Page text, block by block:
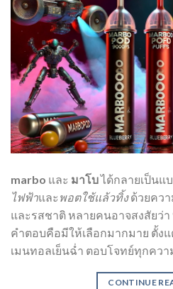
marbo และ มาโบได้กลายเป็นแ
ไฟฟ้าและ พอตใช้แล้วทิ้งด้วยคว
และรสชาติ หลายคนอาจสงสัยว่า
คำตอบคือมีให้เลือกมากมาย ตั้ง
เมนทอลเย็นฉ่ำ ตอบโจทย์ทุกคว
CONTINUE